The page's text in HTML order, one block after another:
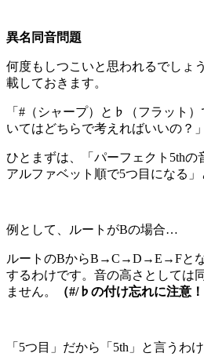
異名同音問題
何度もしつこいと思われるでしょ
載しておきます。
「#（シャープ）と♭（フラット
いてはどちらで考えればいいの？
ひとまずは、「パーフェクト5th
アルファベット順で5つ目になる」
例として、ルートがBの場合…
ルートのBからB→C→D→E→Fとな
するわけです。音の高さとしては
ません。
（#/♭の付け忘れに注意！
「5つ目」だから「5th」と言うわけ